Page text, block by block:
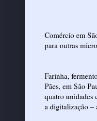
Comércio em
para outras
Farinha,
Pães, em São
quatro unidades
a digitalização –